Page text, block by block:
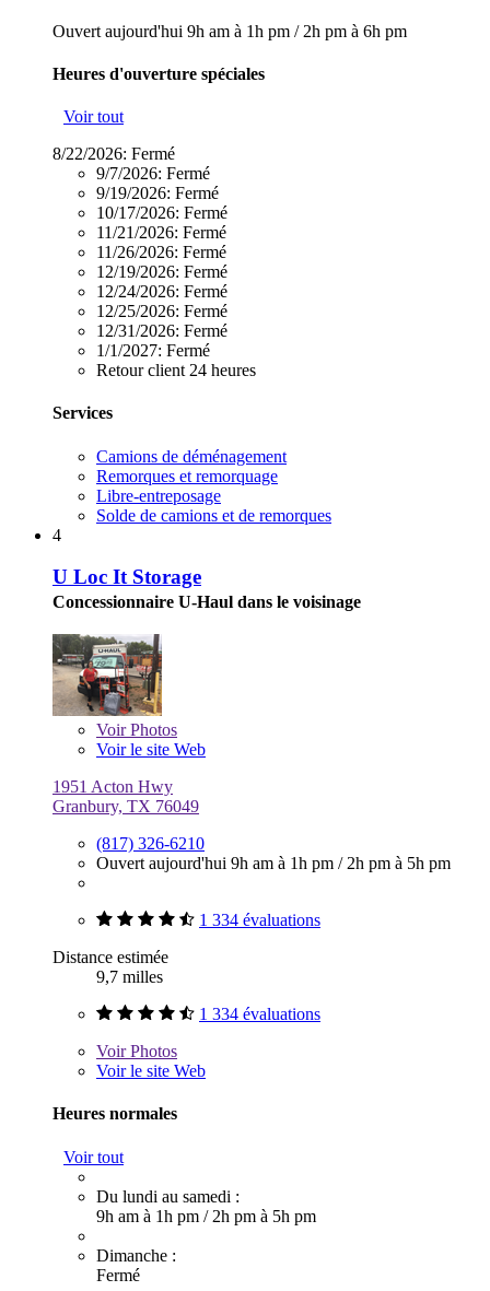
Ouvert aujourd'hui 9h am à 1h pm / 2h pm à 6h pm
Heures d'ouverture spéciales
Voir tout
8/22/2026: Fermé
9/7/2026: Fermé
9/19/2026: Fermé
10/17/2026: Fermé
11/21/2026: Fermé
11/26/2026: Fermé
12/19/2026: Fermé
12/24/2026: Fermé
12/25/2026: Fermé
12/31/2026: Fermé
1/1/2027: Fermé
Retour client 24 heures
Services
Camions de déménagement
Remorques et remorquage
Libre-entreposage
Solde de camions et de remorques
4
U Loc It Storage
Concessionnaire U-Haul dans le voisinage
VoirPhotos
Voir le site Web
1951 Acton Hwy
Granbury, TX 76049
(817) 326-6210
Ouvert aujourd'hui 9h am à 1h pm / 2h pm à 5h pm
1 334 évaluations
Distance estimée
9,7 milles
1 334 évaluations
VoirPhotos
Voir le site Web
Heures normales
Voir tout
Du lundi au samedi :
9h am à 1h pm / 2h pm à 5h pm
Dimanche :
Fermé